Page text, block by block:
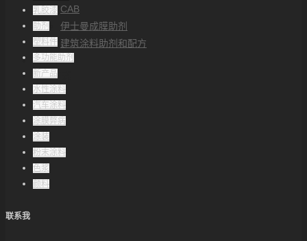
CAB
伊士曼成膜助剂
建筑涂料助剂和配方
帮助中心
联系方式
乳胶漆
助剂
塑料件
多功能助剂
新产品
水性涂料
汽车涂料
涂膜弊病
涂装
粉末涂料
色浆
颜料
联系我